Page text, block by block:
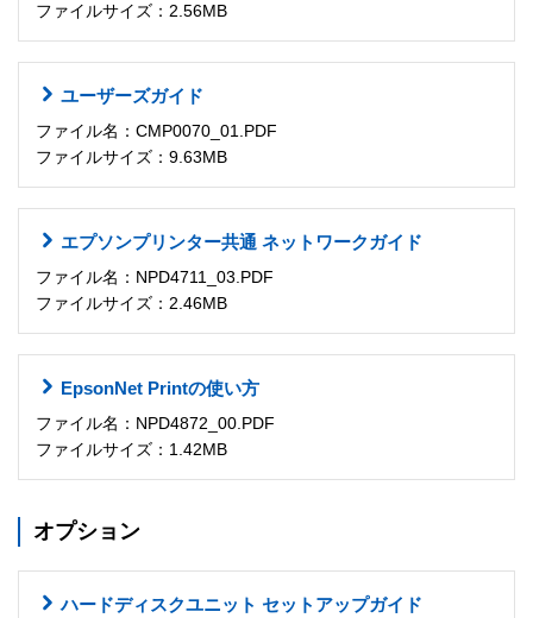
ファイルサイズ：2.56MB
ユーザーズガイド
ファイル名：CMP0070_01.PDF
ファイルサイズ：9.63MB
エプソンプリンター共通 ネットワークガイド
ファイル名：NPD4711_03.PDF
ファイルサイズ：2.46MB
EpsonNet Printの使い方
ファイル名：NPD4872_00.PDF
ファイルサイズ：1.42MB
オプション
ハードディスクユニット セットアップガイド